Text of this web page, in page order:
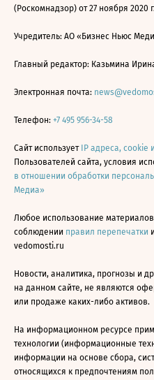
(Роскомнадзор) от 27 ноября 2020
Учредитель: АО «Бизнес Ньюс
Главный редактор: Казьмина
Электронная почта:
Телефон: +7 495 956-34-58
Сайт использует IP адреса,
Пользователей сайта, условия
в отношении обработки
Медиа»
Любое использование материалов
соблюдении правил перепечатки
vedomosti.ru
Новости, аналитика, прогнозы и
на данном сайте, не являются
или продаже каких-либо активов.
На информационном ресурсе
технологии (информационные
информации на основе сбора,
относящихся к предпочтениям